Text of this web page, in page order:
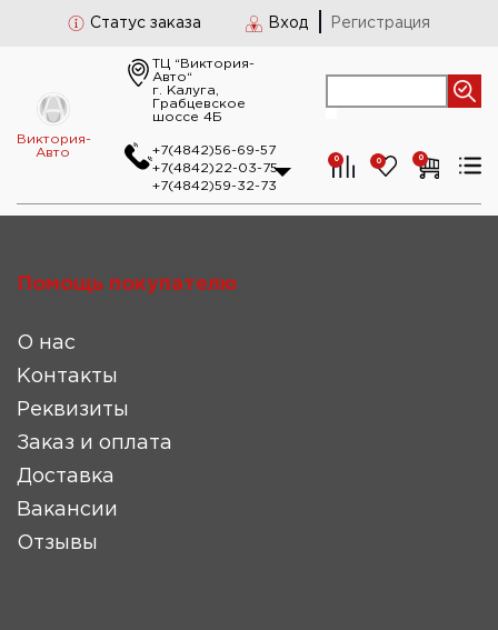
Статус заказа Вход Регистрация
Виктория-
Авто
ТЦ “Виктория-
Авто“
г. Калуга,
Грабцевское
шоссе 4Б
+7(4842)56-69-57
+7(4842)22-03-75
+7(4842)59-32-73
0 0 0
Помощь покупателю
О нас
Контакты
Реквизиты
Заказ и оплата
Доставка
Вакансии
Отзывы